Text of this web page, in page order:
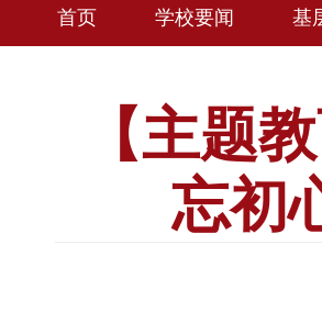
首页 学校要闻 基
【主题
忘初